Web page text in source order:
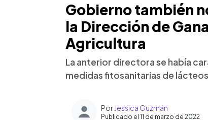
Gobierno también
la Dirección de
Agricultura
La anterior directora se había
medidas fitosanitarias de
Por Jessica Guzmán
Publicado el 11 de marzo de 2022